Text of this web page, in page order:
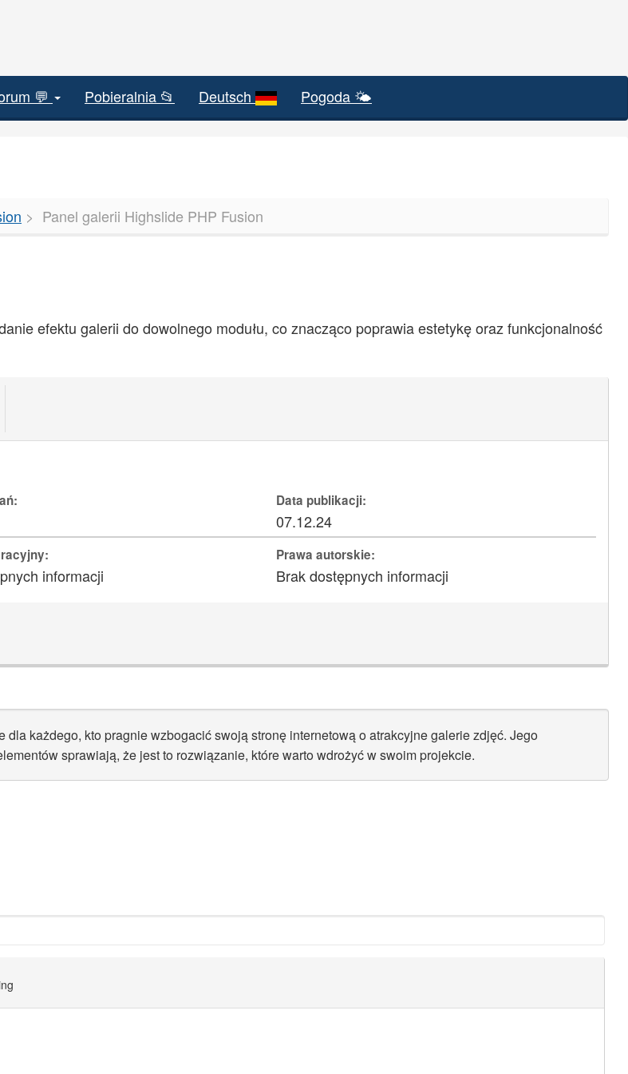
💬 Pobieralnia 📂 Deutsch Pogoda 🌤️
Panel galerii Highslide PHP Fusion
efektu galerii do dowolnego modułu, co znacząco poprawia estetykę oraz funkcjonalność
Data publikacji:
07.12.24
informacji
Prawa autorskie:
Brak dostępnych informacji
każdego, kto pragnie wzbogacić swoją stronę internetową o atrakcyjne galerie zdjęć. Jego
sprawiają, że jest to rozwiązanie, które warto wdrożyć w swoim projekcie.